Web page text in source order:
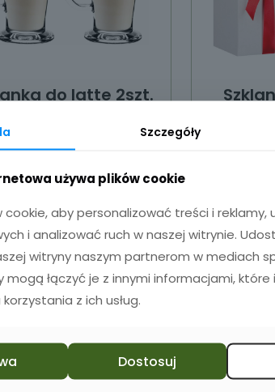
do latte 2szt.
49,00
Dodaj do koszyka
Szczegóły
używa plików cookie
cookie, aby personalizować treści i
i analizować ruch w naszej witrynie.
witryny naszym partnerom w mediach
mogą łączyć je z innymi informacjami, które
z ich usług.
Dostosuj